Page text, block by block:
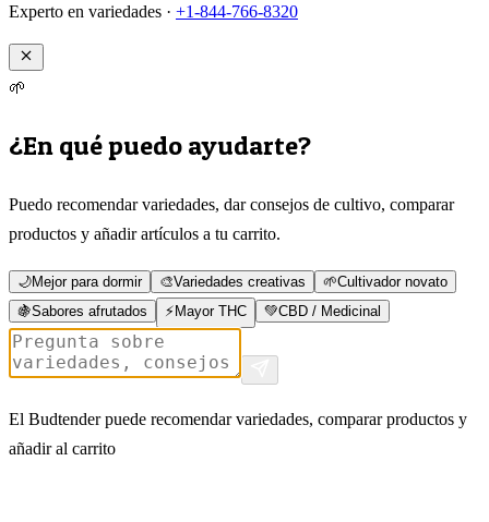
Experto en variedades · +1-844-766-8320
🌱
¿En qué puedo ayudarte?
Puedo recomendar variedades, dar consejos de cultivo, comparar
productos y añadir artículos a tu carrito.
🌙Mejor para dormir 🎨Variedades creativas 🌱Cultivador novato
🍇Sabores afrutados ⚡Mayor THC 💚CBD / Medicinal
El Budtender puede recomendar variedades, comparar productos y
añadir al carrito